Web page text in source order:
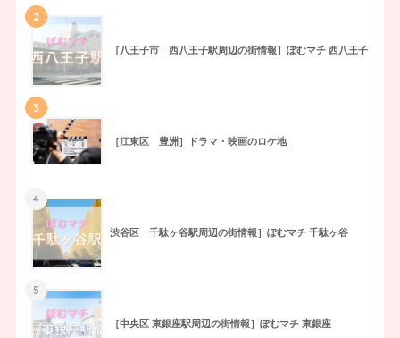
2
［八王子市 西八王子駅周辺の街情報］ぽむマチ 西八王子
3
［江東区 豊洲］ドラマ・映画のロケ地
4
渋谷区 千駄ヶ谷駅周辺の街情報］ぽむマチ 千駄ヶ谷
5
［中央区 東銀座駅周辺の街情報］ぽむマチ 東銀座